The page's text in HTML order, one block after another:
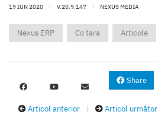
19 IUN 2020 | V.20.9.147 | NEXUS MEDIA
Nexus ERP Co tara Articole
Share
Articol anterior Articol următor